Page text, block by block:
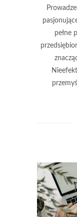
pełne